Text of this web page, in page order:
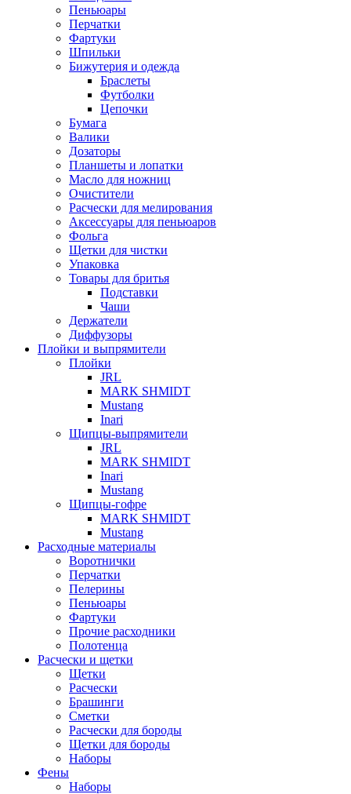
Пеньюары
Перчатки
Фартуки
Шпильки
Бижутерия и одежда
Браслеты
Футболки
Цепочки
Бумага
Валики
Дозаторы
Планшеты и лопатки
Масло для ножниц
Очистители
Расчески для мелирования
Аксессуары для пеньюаров
Фольга
Щетки для чистки
Упаковка
Товары для бритья
Подставки
Чаши
Держатели
Диффузоры
Плойки и выпрямители
Плойки
JRL
MARK SHMIDT
Mustang
Inari
Щипцы-выпрямители
JRL
MARK SHMIDT
Inari
Mustang
Щипцы-гофре
MARK SHMIDT
Mustang
Расходные материалы
Воротнички
Перчатки
Пелерины
Пеньюары
Фартуки
Прочие расходники
Полотенца
Расчески и щетки
Щетки
Расчески
Брашинги
Сметки
Расчески для бороды
Щетки для бороды
Наборы
Фены
Наборы